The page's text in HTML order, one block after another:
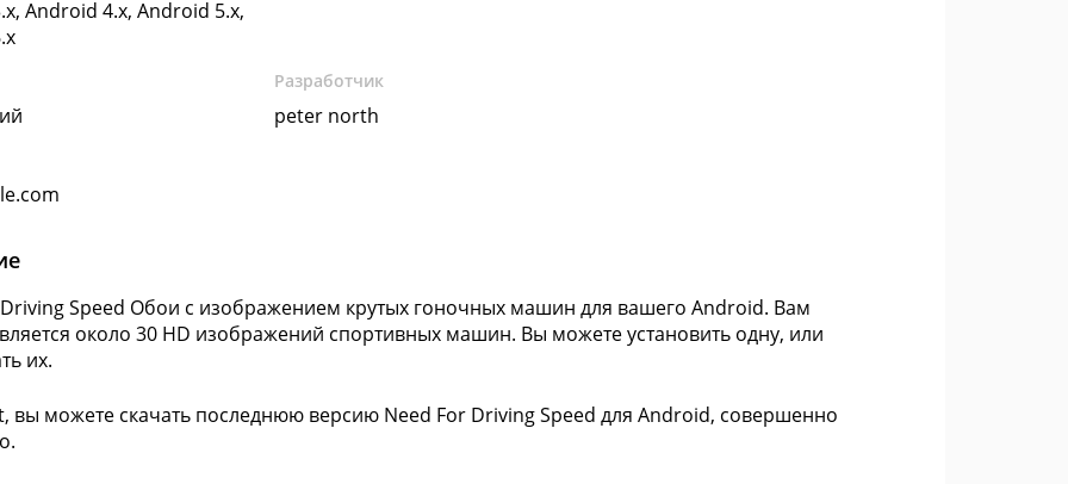
Android 4.x, Android 5.x,
Разработчик
peter north
Speed Обои с изображением крутых гоночных машин для вашего Android. Вам
около 30 HD изображений спортивных машин. Вы можете установить одну, или
их.
вы можете скачать последнюю версию Need For Driving Speed для Android, совершенно